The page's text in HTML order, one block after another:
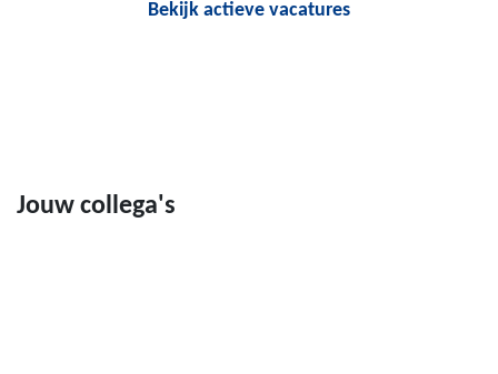
Bekijk actieve vacatures
Jouw collega's